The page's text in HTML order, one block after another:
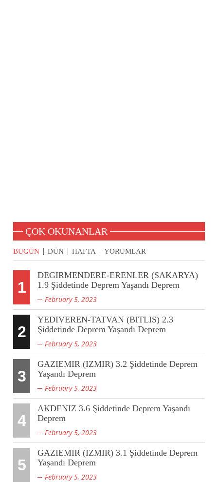
ÇOK OKUNANLAR
BUGÜN DÜN HAFTA YORUMLAR
1
DEGIRMENDERE-ERENLER (SAKARYA)
1.9 Şiddetinde Deprem Yaşandı Deprem
February 5, 2023
2
YEDIVEREN-TATVAN (BITLIS) 2.3
Şiddetinde Deprem Yaşandı Deprem
February 5, 2023
3
GAZIEMIR (IZMIR) 3.2 Şiddetinde Deprem
Yaşandı Deprem
February 5, 2023
4
AKDENIZ 3.6 Şiddetinde Deprem Yaşandı
Deprem
February 5, 2023
5
GAZIEMIR (IZMIR) 3.1 Şiddetinde Deprem
Yaşandı Deprem
February 5, 2023